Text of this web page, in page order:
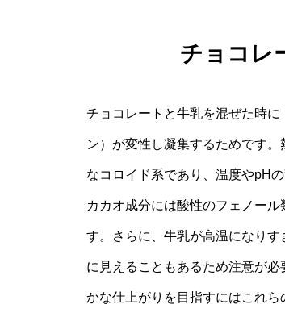
チョコレ
チョコレートと牛乳を混ぜた時
ン）が変性し凝集するためです
なコロイド系であり、温度やpH
カカオ成分には酸性のフェノー
す。さらに、牛乳が高温になり
に見えることもあるため注意が
かな仕上がりを目指すにはこれら